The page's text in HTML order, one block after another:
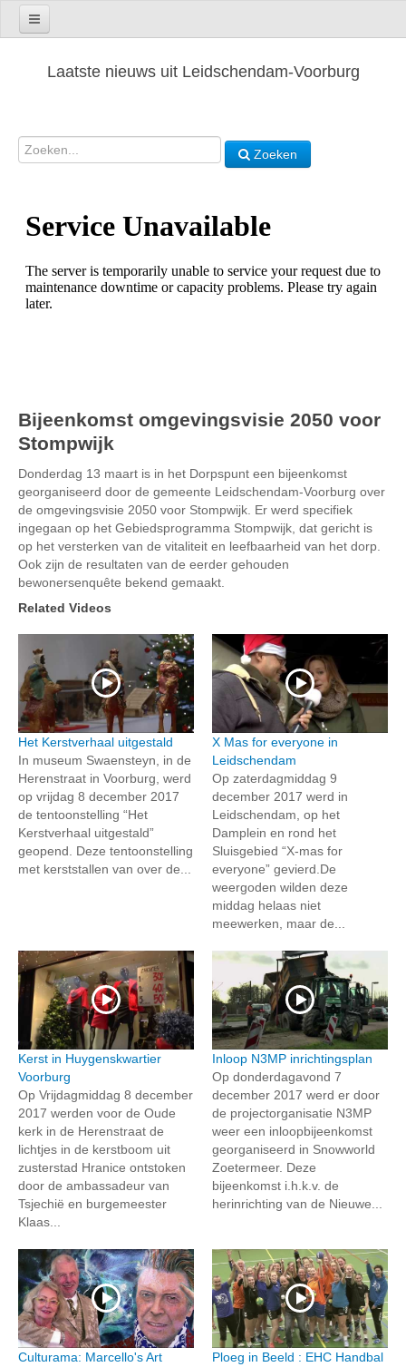
Laatste nieuws uit Leidschendam-Voorburg
Zoeken
Bijeenkomst omgevingsvisie 2050 voor
Stompwijk
Donderdag 13 maart is in het Dorpspunt een bijeenkomst
georganiseerd door de gemeente Leidschendam-Voorburg over
de omgevingsvisie 2050 voor Stompwijk. Er werd specifiek
ingegaan op het Gebiedsprogramma Stompwijk, dat gericht is
op het versterken van de vitaliteit en leefbaarheid van het dorp.
Ook zijn de resultaten van de eerder gehouden
bewonersenquête bekend gemaakt.
Related Videos
Het Kerstverhaal uitgestald
In museum Swaensteyn, in de
Herenstraat in Voorburg, werd
op vrijdag 8 december 2017
de tentoonstelling “Het
Kerstverhaal uitgestald”
geopend. Deze tentoonstelling
met kerststallen van over de...
X Mas for everyone in
Leidschendam
Op zaterdagmiddag 9
december 2017 werd in
Leidschendam, op het
Damplein en rond het
Sluisgebied “X-mas for
everyone” gevierd.De
weergoden wilden deze
middag helaas niet
meewerken, maar de...
Kerst in Huygenskwartier
Voorburg
Op Vrijdagmiddag 8 december
2017 werden voor de Oude
kerk in de Herenstraat de
lichtjes in de kerstboom uit
zusterstad Hranice ontstoken
door de ambassadeur van
Tsjechië en burgemeester
Klaas...
Inloop N3MP inrichtingsplan
Op donderdagavond 7
december 2017 werd er door
de projectorganisatie N3MP
weer een inloopbijeenkomst
georganiseerd in Snowworld
Zoetermeer. Deze
bijeenkomst i.h.k.v. de
herinrichting van de Nieuwe...
Culturama: Marcello's Art
Ploeg in Beeld : EHC Handbal